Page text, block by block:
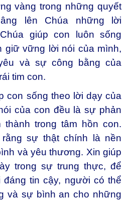
vàng trong những quyết
lên Chúa những lời
giúp con luôn sống
giữ vững lời nói của mình,
và sự công bằng của
tim con.
con sống theo lời dạy của
của con đều là sự phản
trong tâm hồn con.
sự thật chính là nền
và yêu thương. Xin giúp
trong sự trung thực, để
tin cậy, người có thể
và sự bình an cho những